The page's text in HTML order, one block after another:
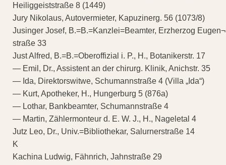
Heiliggeiststraße 8 (1449)
Jury Nikolaus, Autovermieter, Kapuzinerg. 56 (1073/8)
Jusinger Josef, B.=B.=Kanzlei=Beamter, Erzherzog Eugen¬
straße 33
Just Alfred, B.=B.=Oberoffizial i. P., H., Botanikerstr. 17
— Emil, Dr., Assistent an der chirurg. Klinik, Anichstr. 35
— Ida, Direktorswitwe, Schumannstraße 4 (Villa „Ida“)
— Kurt, Apotheker, H., Hungerburg 5 (876a)
— Lothar, Bankbeamter, Schumannstraße 4
— Martin, Zählermonteur d. E. W. J., H., Nageletal 4
Jutz Leo, Dr., Univ.=Bibliothekar, Salurnerstraße 14
K
Kachina Ludwig, Fähnrich, Jahnstraße 29